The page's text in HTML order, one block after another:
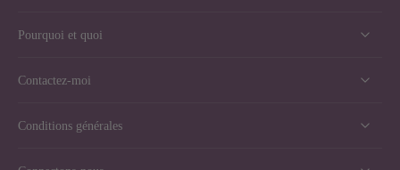
Pourquoi et quoi
Contactez-moi
Conditions générales